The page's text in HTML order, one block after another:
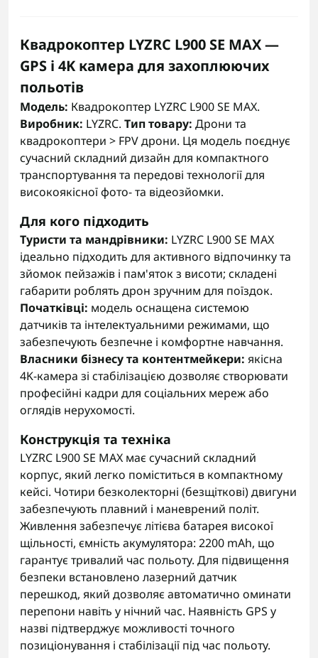
Квадрокоптер LYZRC L900 SE MAX —
GPS і 4K камера для захоплюючих
польотів
Модель: Квадрокоптер LYZRC L900 SE MAX.
Виробник: LYZRC. Тип товару: Дрони та
квадрокоптери > FPV дрони. Ця модель поєднує
сучасний складний дизайн для компактного
транспортування та передові технології для
високоякісної фото- та відеозйомки.
Для кого підходить
Туристи та мандрівники: LYZRC L900 SE MAX
ідеально підходить для активного відпочинку та
зйомок пейзажів і пам'яток з висоти; складені
габарити роблять дрон зручним для поїздок.
Початківці: модель оснащена системою
датчиків та інтелектуальними режимами, що
забезпечують безпечне і комфортне навчання.
Власники бізнесу та контентмейкери: якісна
4K-камера зі стабілізацією дозволяє створювати
професійні кадри для соціальних мереж або
оглядів нерухомості.
Конструкція та техніка
LYZRC L900 SE MAX має сучасний складний
корпус, який легко поміститься в компактному
кейсі. Чотири безколекторні (безщіткові) двигуни
забезпечують плавний і маневрений політ.
Живлення забезпечує літієва батарея високої
щільності, ємність акумулятора: 2200 mAh, що
гарантує тривалий час польоту. Для підвищення
безпеки встановлено лазерний датчик
перешкод, який дозволяє автоматично оминати
перепони навіть у нічний час. Наявність GPS у
назві підтверджує можливості точного
позиціонування і стабілізації під час польоту.